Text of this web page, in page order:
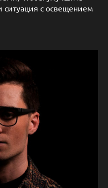
ситуация с освещением